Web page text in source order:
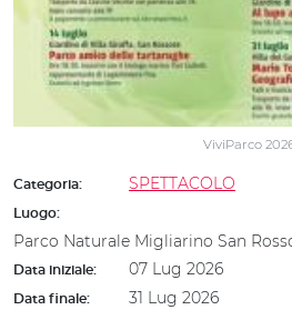
ViviParco
Categoria: SPETTACOLO
Luogo:
Parco Naturale Migliarino San
Data iniziale: 07 Lug 2026
Data finale:
31 Lug 2026